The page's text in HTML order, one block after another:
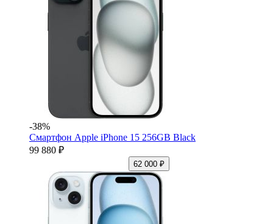
-38%
Смартфон Apple iPhone 15 256GB Black
99 880 ₽
62 000 ₽